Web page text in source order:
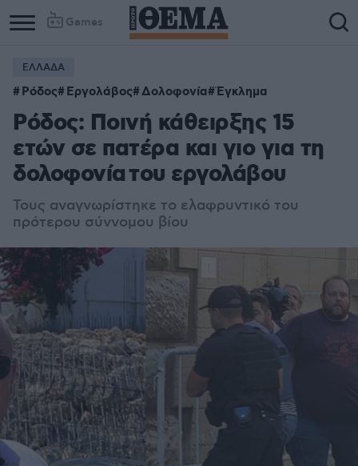
Games
ΕΛΛΑΔΑ
Ρόδος Εργολάβος Δολοφονία Έγκλημα
Ρόδος: Ποινή κάθειρξης 15
ετών σε πατέρα και γιο για τη
δολοφονία του εργολάβου
Τους αναγνωρίστηκε το ελαφρυντικό του
πρότερου σύννομου βίου